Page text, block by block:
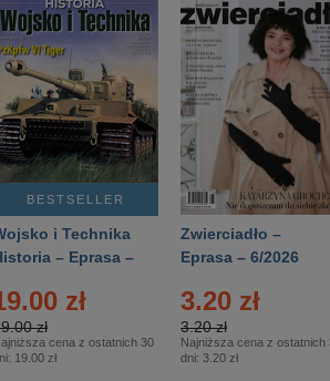
BESTSELLER
i Technika
– Eprasa –
zł
zł
cena z ostatnich 30
19.00 zł
Zwierciadło –
Eprasa – 6/2026
3.20 zł
3.20 zł
Najniższa cena z ostatnich
dni: 3.20 zł